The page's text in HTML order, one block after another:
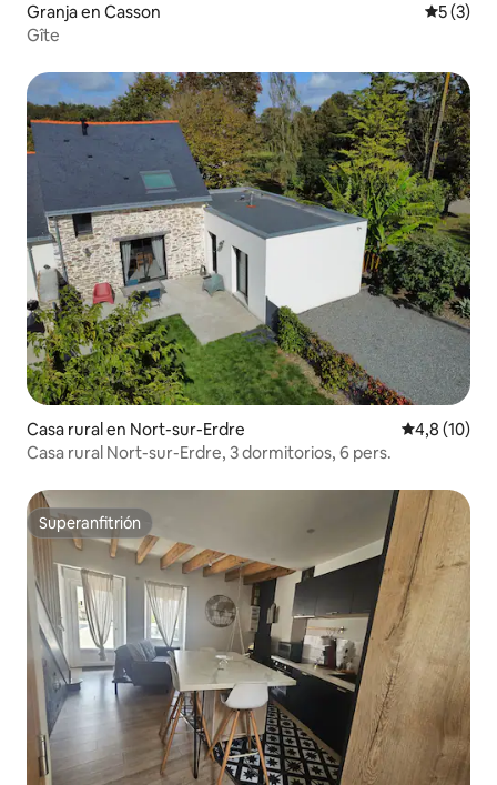
Granja en Casson
5 (3)
Gîte
Casa rural en Nort-sur-Erdre Calificación
4,8 (10)
Casa rural Nort-sur-Erdre, 3 dormitorios, 6 pers.
Superanfitrión
Superanfitrión